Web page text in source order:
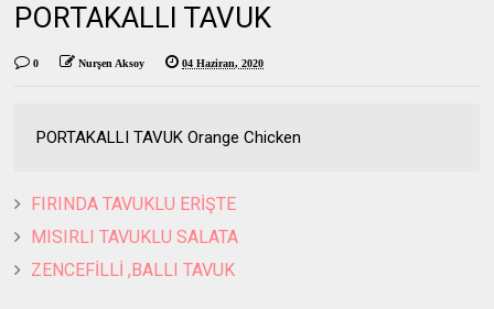
PORTAKALLI TAVUK
0 Nurşen Aksoy 04 Haziran, 2020
PORTAKALLI TAVUK Orange Chicken
FIRINDA TAVUKLU ERİŞTE
MISIRLI TAVUKLU SALATA
ZENCEFİLLİ ,BALLI TAVUK